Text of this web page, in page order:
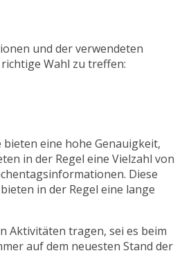
und der verwendeten
Wahl zu treffen:
eine hohe Genauigkeit,
in der Regel eine Vielzahl von
Diese
in der Regel eine lange
Aktivitäten tragen, sei es beim
auf dem neuesten Stand der